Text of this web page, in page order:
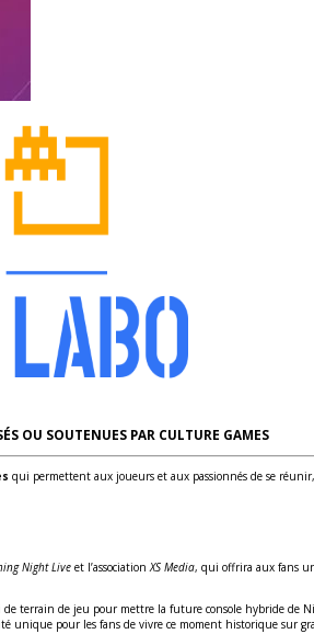
OU SOUTENUES PAR CULTURE GAMES
qui permettent aux joueurs et aux passionnés de se
Night Live et l’associationXS Media, qui offrira aux fans
de terrain de jeu pour mettre la future console hybride de
unique pour les fans de vivre ce moment historique sur